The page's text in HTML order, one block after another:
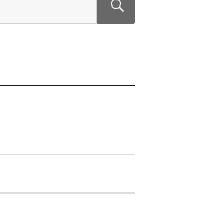
RECHERCHE